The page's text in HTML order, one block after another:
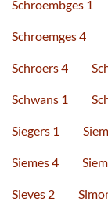
Schroembges 1
Schroemges 4
Schroers 4
Schwans 1
Siegers 1
Siemes 4
Sieves 2